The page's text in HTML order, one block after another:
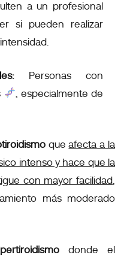
a un profesional
si pueden realizar
Personas con
, especialmente de
queafecta a la
intenso y hace que la
con mayor facilidad,
más moderado
donde el